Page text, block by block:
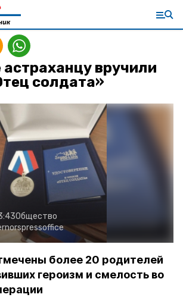
вручили
солдата»
Общество
более 20 родителей
героизм и смелость во